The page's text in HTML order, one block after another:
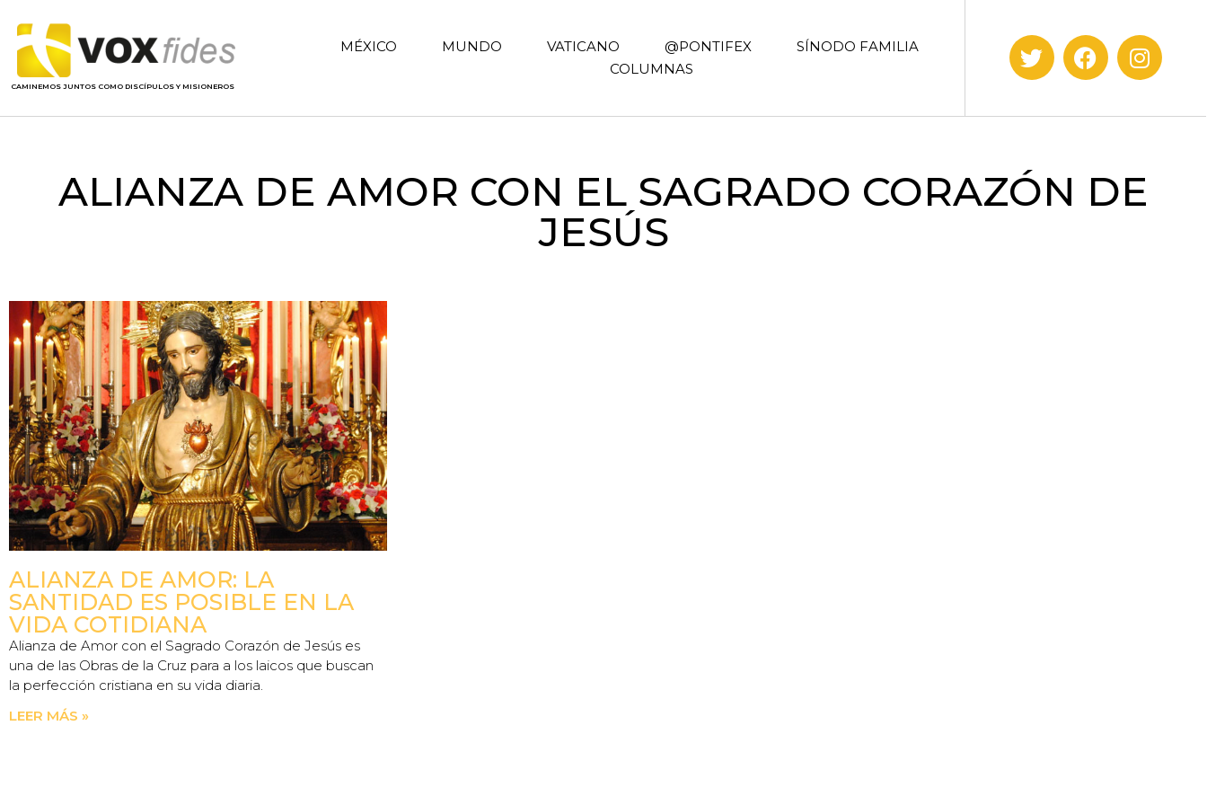
CAMINEMOS JUNTOS COMO DISCÍPULOS Y MISIONEROS
MÉXICO MUNDO VATICANO @PONTIFEX
SÍNODO FAMILIA
COLUMNAS
ALIANZA DE AMOR CON EL SAGRADO CORAZÓN DE
JESÚS
ALIANZA DE AMOR: LA
SANTIDAD ES POSIBLE EN LA
VIDA COTIDIANA
Alianza de Amor con el Sagrado Corazón de Jesús es
una de las Obras de la Cruz para a los laicos que buscan
la perfección cristiana en su vida diaria.
LEER MÁS »